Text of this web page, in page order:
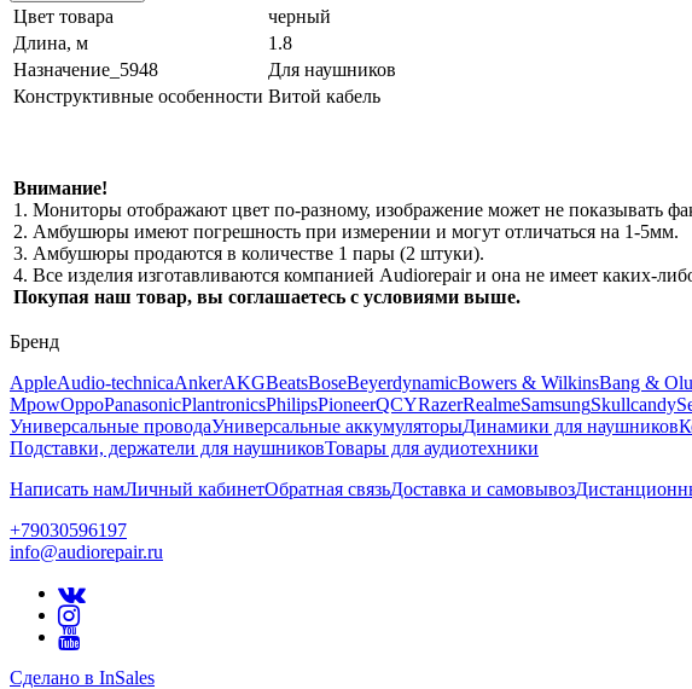
Цвет товара
черный
Длина, м
1.8
Назначение_5948
Для наушников
Конструктивные особенности Витой кабель
Внимание!
1. Мониторы отображают цвет по-разному, изображение может не показывать
2. Амбушюры имеют погрешность при измерении и могут отличаться на 1-5мм.
3. Амбушюры продаются в количестве 1 пары (2 штуки).
4. Все изделия изготавливаются компанией Audiorepair и она не имеет каких-
Покупая наш товар, вы соглашаетесь с условиями выше.
Бренд
AppleAudio-technicaAnkerAKGBeatsBoseBeyerdynamicBowers & WilkinsBang &
MpowOppoPanasonicPlantronicsPhilipsPioneerQCYRazerRealmeSamsungSkullcandy
Универсальные проводаУниверсальные аккумуляторыДинамики для наушников
Подставки, держатели для наушниковТовары для аудиотехники
Написать намЛичный кабинетОбратная связьДоставка и самовывоз
+79030596197
info@audiorepair.ru
Сделано в InSales